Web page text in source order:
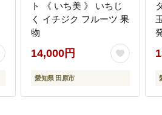
ト 《 いち美 》 いちじ
く イチジク フルーツ 果
物
14,000円
愛知県 田原市